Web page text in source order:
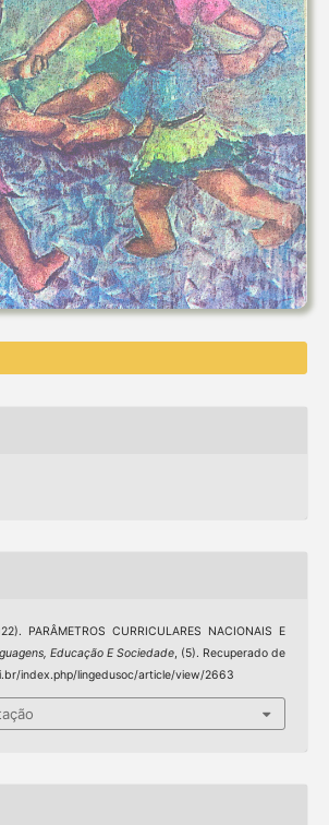
PARÂMETROS CURRICULARES NACIONAIS E
Educação E Sociedade, (5). Recuperado de
index.php/lingedusoc/article/view/2663